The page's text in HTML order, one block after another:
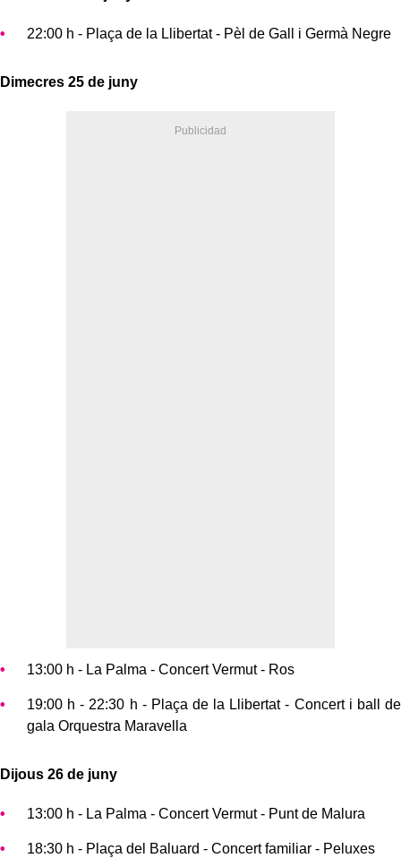
22:00 h - Plaça de la Llibertat - Pèl de Gall i Germà Negre
Dimecres 25 de juny
13:00 h - La Palma - Concert Vermut - Ros
19:00 h - 22:30 h - Plaça de la Llibertat - Concert i ball de
gala Orquestra Maravella
Dijous 26 de juny
13:00 h - La Palma - Concert Vermut - Punt de Malura
18:30 h - Plaça del Baluard - Concert familiar - Peluxes